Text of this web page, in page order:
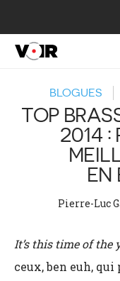
BLOGUES
TOP
2014 :
EN
Pierre-Luc
It’s this time of the
ceux, ben euh, qui